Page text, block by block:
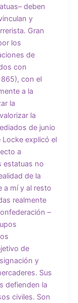
deben
y
Gran
los
de
con
con el
a la
la
la
de junio
Locke explicó el
a
estatuas no
de la
a mí y al resto
realmente
–
de
y
Sus
defienden la
civiles. Son